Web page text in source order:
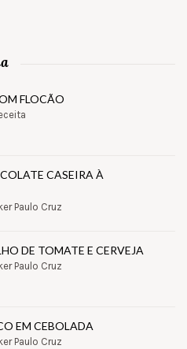
FLOCÃO
CASEIRA À
Paulo Cruz
DE TOMATE E CERVEJA
Paulo Cruz
EM CEBOLADA
Paulo Cruz